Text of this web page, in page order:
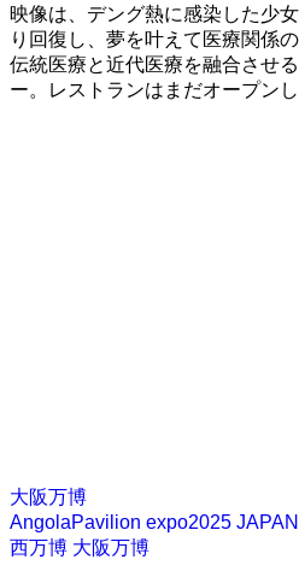
映像は、デング熱に感染した少
り回復し、夢を叶えて医療関係
伝統医療と近代医療を融合させ
ー。レストランはまだオープンし
大阪万博
AngolaPavilion expo2025 JAPAN
西万博 大阪万博